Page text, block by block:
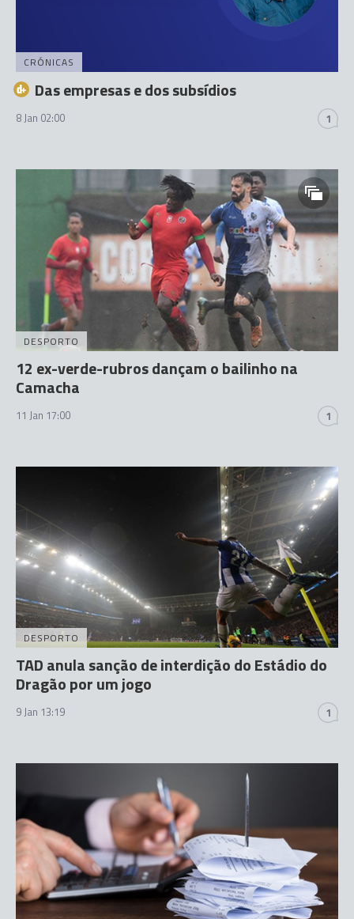
CRÓNICAS
Das empresas e dos subsídios
8 Jan 02:00 1
DESPORTO
12 ex-verde-rubros dançam o bailinho na
Camacha
11 Jan 17:00 1
DESPORTO
TAD anula sanção de interdição do Estádio do
Dragão por um jogo
9 Jan 13:19 1